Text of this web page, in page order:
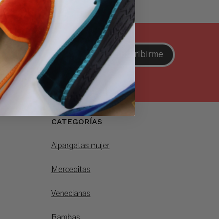
2,25 €
Suscribirme
de privacidad
CATEGORÍAS
Alpargatas mujer
Merceditas
Venecianas